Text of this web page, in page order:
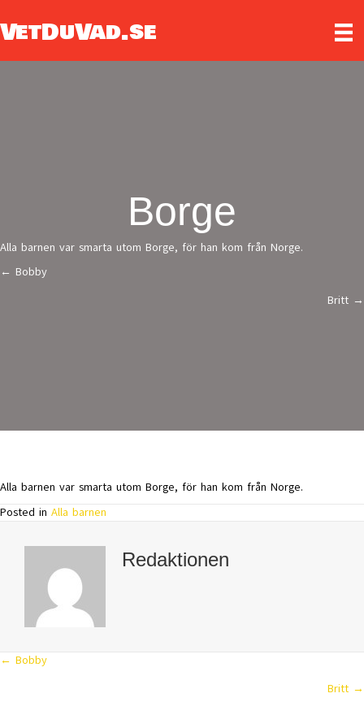
VetDuVad.se
Borge
Alla barnen var smarta utom Borge, för han kom från Norge.
Posts
← Bobby
Britt →
Alla barnen var smarta utom Borge, för han kom från Norge.
Posted in Alla barnen
Redaktionen
Posts
← Bobby
Britt →